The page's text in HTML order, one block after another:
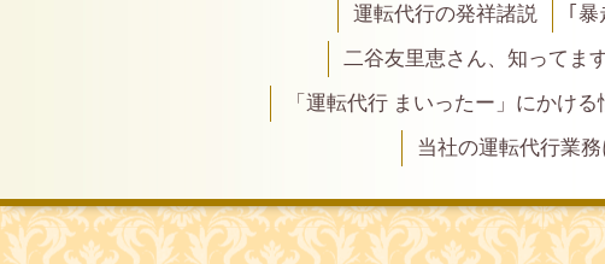
運転代行の発祥諸説
｢暴
二谷友里恵さん、知ってま
「運転代行 まいったー」にかける
当社の運転代行業